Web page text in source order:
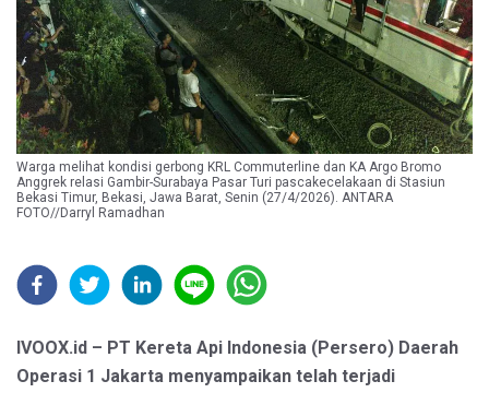
Warga melihat kondisi gerbong KRL Commuterline dan KA Argo Bromo
Anggrek relasi Gambir-Surabaya Pasar Turi pascakecelakaan di Stasiun
Bekasi Timur, Bekasi, Jawa Barat, Senin (27/4/2026). ANTARA
FOTO//Darryl Ramadhan
IVOOX.id – PT Kereta Api Indonesia (Persero) Daerah
Operasi 1 Jakarta menyampaikan telah terjadi